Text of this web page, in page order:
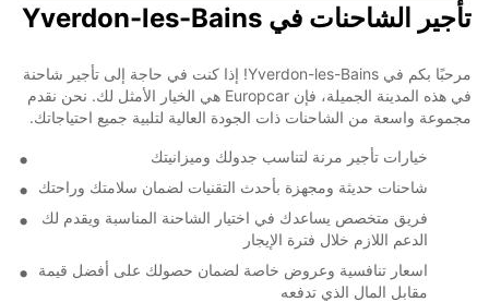
تأجير الشاحنات في Yverdon-les-Bains
مرحبًا بكم في Yverdon-les-Bains! إذا كنت في حاجة إلى تأجير شاحنة
في هذه المدينة الجميلة، فإن Europcar هي الخيار الأمثل لك. نحن نقدم
مجموعة واسعة من الشاحنات ذات الجودة العالية لتلبية جميع احتياجاتك.
خيارات تأجير مرنة لتناسب جدولك وميزانيتك
شاحنات حديثة ومجهزة بأحدث التقنيات لضمان سلامتك وراحتك
فريق متخصص يساعدك في اختيار الشاحنة المناسبة ويقدم لك
الدعم اللازم خلال فترة الإيجار
اسعار تنافسية وعروض خاصة لضمان حصولك على أفضل قيمة
مقابل المال الذي تدفعه